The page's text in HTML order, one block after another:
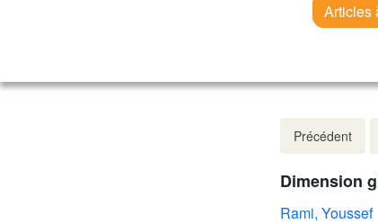
Articles
Précédent
Dimension
Rami, Youssef